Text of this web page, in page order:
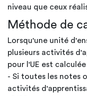
niveau que ceux
Méthode de
Lorsqu'une unité
plusieurs activités
pour l'UE est
- Si toutes les notes
activités